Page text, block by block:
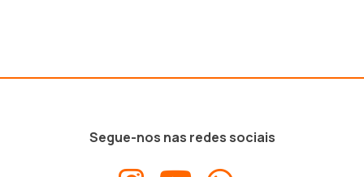
Segue-nos nas redes sociais